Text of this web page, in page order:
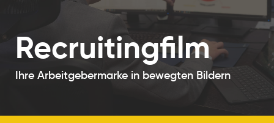
Recruitingfilm
Ihre Arbeitgebermarke in bewegten Bildern